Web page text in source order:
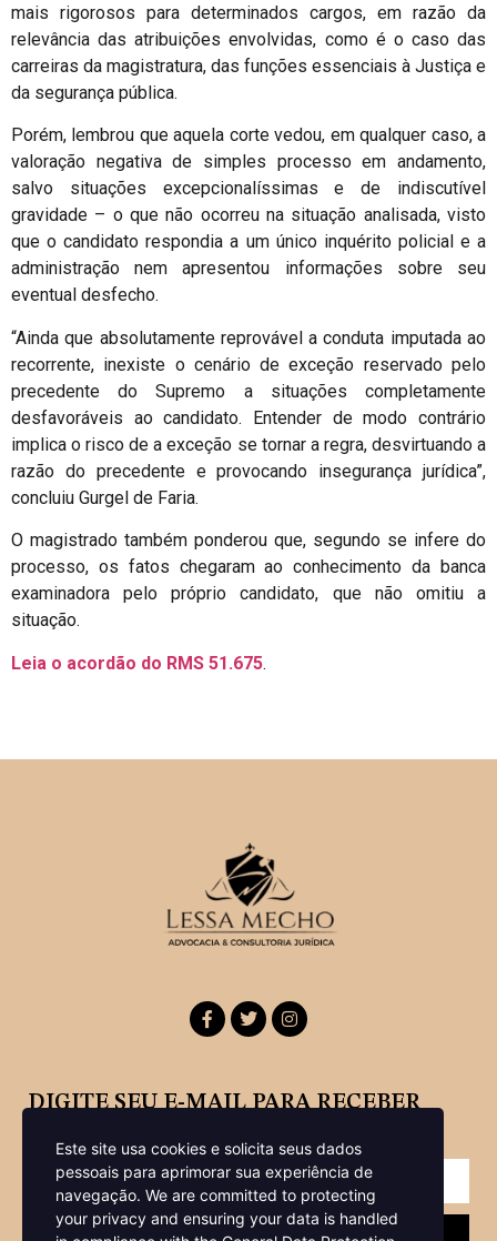
mais rigorosos para determinados cargos, em razão da
relevância das atribuições envolvidas, como é o caso das
carreiras da magistratura, das funções essenciais à Justiça e
da segurança pública.
Porém, lembrou que aquela corte vedou, em qualquer caso, a
valoração negativa de simples processo em andamento,
salvo situações excepcionalíssimas e de indiscutível
gravidade – o que não ocorreu na situação analisada, visto
que o candidato respondia a um único inquérito policial e a
administração nem apresentou informações sobre seu
eventual desfecho.
“Ainda que absolutamente reprovável a conduta imputada ao
recorrente, inexiste o cenário de exceção reservado pelo
precedente do Supremo a situações completamente
desfavoráveis ao candidato. Entender de modo contrário
implica o risco de a exceção se tornar a regra, desvirtuando a
razão do precedente e provocando insegurança jurídica”,
concluiu Gurgel de Faria.
O magistrado também ponderou que, segundo se infere do
processo, os fatos chegaram ao conhecimento da banca
examinadora pelo próprio candidato, que não omitiu a
situação.
Leia o acordão do RMS 51.675.
DIGITE SEU E-MAIL PARA RECEBER
Enviar
Este site usa cookies e solicita seus dados
pessoais para aprimorar sua experiência de
navegação. We are committed to protecting
your privacy and ensuring your data is handled